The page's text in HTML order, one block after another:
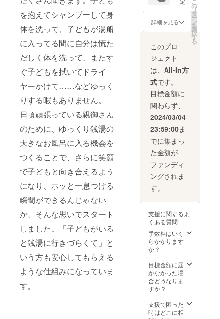
を抱えてシャンプーして身
体を洗って、子どもが湯船
に入ってる間に自分は慌た
だしく体を洗って、またす
ぐ子どもを拭いてドライ
ヤーかけて……などゆっく
りする暇もありません。
日頃頑張っている親御さん
のために、ゆっくり銭湯の
大きなお風呂に入る機会を
つくることで、さらに笑顔
で子どもと向き合えるよう
になり、ホッと一息つける
瞬間ができるんじゃない
か、そんな思いでスタート
しました。「子どもがいる
と銭湯に行きづらくて」と
いう方も安心してもらえる
ような仕組みになっていま
す。
定：
詳細を見る
こ
の
リ
タ
ー
ン
を
選
択
す
る
このプロ
ジェクト
は、 All-In方
式です。
目標金額に
関わらず、
2024/03/04
23:59:00ま
でに集まっ
た金額が
ファンディ
ングされま
す。
支援に関するよ
くある質問
手数料はいく
らかかります
か？
目標金額に届
かなかった場
合どうなりま
すか？
支援で困った
時はどこに相